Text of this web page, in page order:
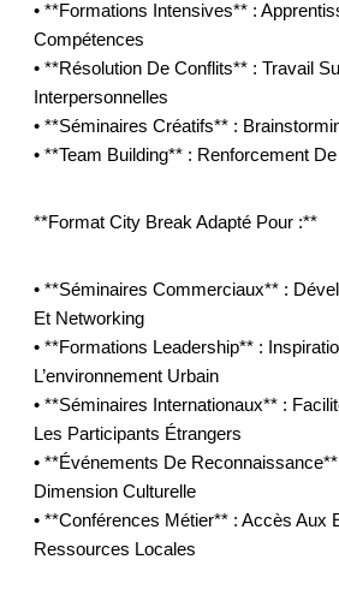
• **Formations Intensives** :
Compétences
• **Résolution De Conflits** : Travail
Interpersonnelles
• **Séminaires Créatifs** :
• **Team Building** : Renforcement De
**Format City Break Adapté Pour :**
• **Séminaires Commerciaux** :
Et Networking
• **Formations Leadership** :
L’environnement Urbain
• **Séminaires Internationaux** :
Les Participants Étrangers
• **Événements De
Dimension Culturelle
• **Conférences Métier** : Accès Aux
Ressources Locales